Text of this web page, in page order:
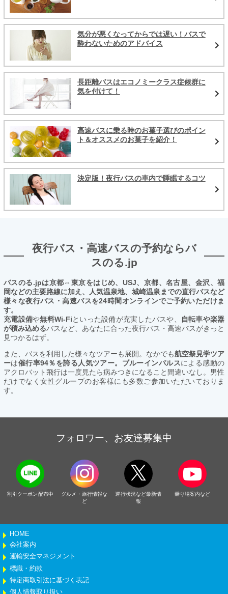
気分が悪くなってからでは遅い！バスで
酔わないためのアドバイス
長距離バスはエコノミークラス症候群に
気を付けて！
高速バスに乗る時のお菓子選びのポイン
ト＆オススメのお菓子を紹介！
決定版！夜行バスの車内で睡眠するコツ
夜行バス・高速バスの予約ならバ
スのる.jp
バスのる.jpは京都⇔東京をはじめ、USJ、京都、名古屋、金沢、福
岡などの主要路線に加え、人気温泉地、城崎温泉までの直行バスなど
様々な夜行バス・高速バスを24時間オンラインでご予約いただけま
す。
充電設備や無料Wi-Fiといった設備が充実したバスや、
自転車や楽器
が積み込めるバスなど、あなたに合った夜行バス・高速バスがきっと
見つかるはず。
また、バスを利用した様々なツアーも展開。なかでも航空祭見学ツア
ーは催行率94％を誇る人気ツアー。ブルーインパルスによる感動の
アクロバット飛行は一度見たら病みつきになること間違いなし。男性
だけでなく女性グループのお客様にも多数ご参加いただいておりま
す。
フォロワー、お友達募集中
割引クーポン配布中
グルメ・旅行情報な
ど
運行状況など最新情
報
乗り場案内など
HOME
会社案内
運輸安全マネジメント
標識・約款
特定商取引法に基づく表記
個人情報取り扱い